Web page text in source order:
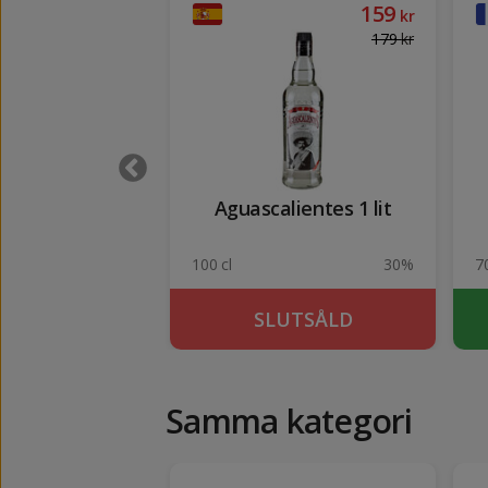
159 kr
179kr
Aguascalientes 1 lit
100 cl 30%
SLUTSÅLD
Samma kategori